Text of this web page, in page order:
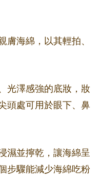
膚海綿，以其輕拍、
光澤感強的底妝，妝
頭處可用於眼下、鼻
濕並擰乾，讓海綿呈
步驟能減少海綿吃粉